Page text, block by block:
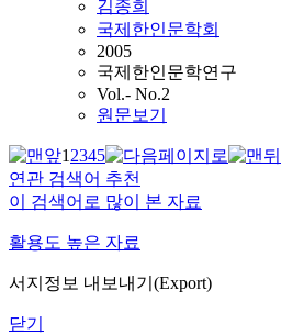
김종희
국제한인문학회
2005
국제한인문학연구
Vol.- No.2
원문보기
12345
연관 검색어 추천
이 검색어로 많이 본 자료
활용도 높은 자료
서지정보 내보내기(Export)
닫기